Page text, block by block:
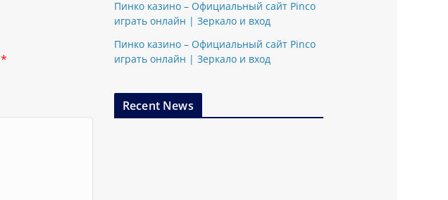
*
Пинко казино – Официальный сайт Pinco
играть онлайн | Зеркало и вход
Пинко казино – Официальный сайт Pinco
играть онлайн | Зеркало и вход
Recent News